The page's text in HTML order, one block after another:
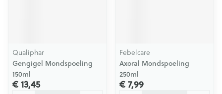
Qualiphar
Gengigel Mondspoeling
150ml
€ 13,45
Febelcare
Axoral Mondspoeling
250ml
€ 7,99